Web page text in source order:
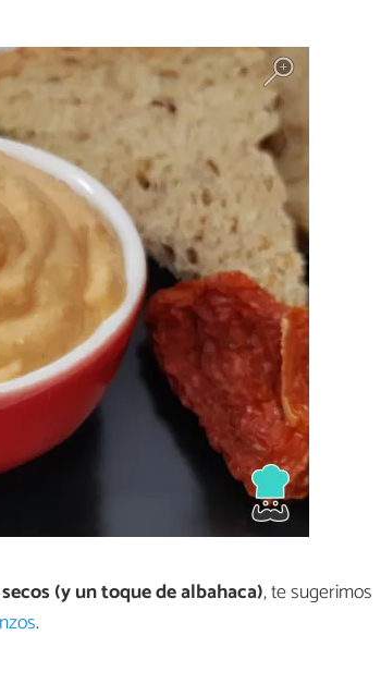
(y un toque de albahaca), te sugerimos
.